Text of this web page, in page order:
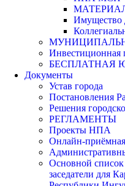
Имущество
Инвестиционная
БЕСПЛАТНАЯ
Документы
Устав города
Постановления
Решения
РЕГЛАМЕНТЫ
Проекты НПА
Онлайн-приёмная
Основной
заседатели для